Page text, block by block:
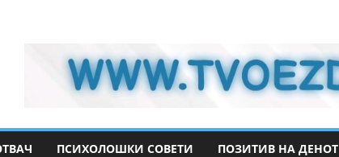
ПСИХОЛОШКИ СОВЕТИ ПОЗИТИВ НА ДЕНОТ